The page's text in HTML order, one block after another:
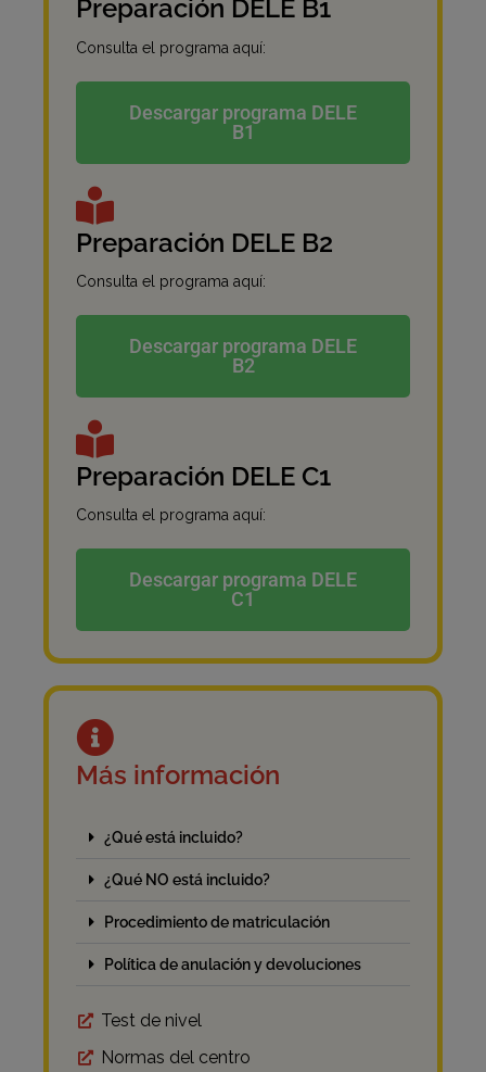
Preparación DELE B1
Consulta el programa aquí:
Descargar programa DELE
B1
Preparación DELE B2
Consulta el programa aquí:
Descargar programa DELE
B2
Preparación DELE C1
Consulta el programa aquí:
Descargar programa DELE
C1
Más información
¿Qué está incluido?
¿Qué NO está incluido?
Procedimiento de matriculación
Política de anulación y devoluciones
Test de nivel
Normas del centro